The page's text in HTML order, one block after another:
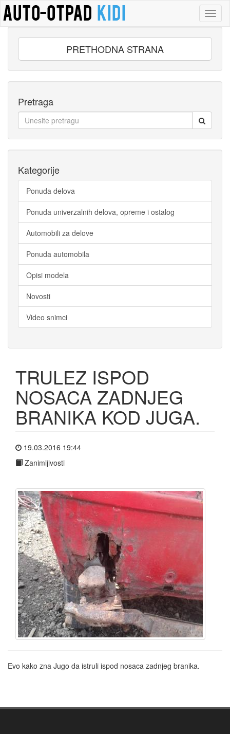
PRETHODNA STRANA
Pretraga
Kategorije
Ponuda delova
Ponuda univerzalnih delova, opreme i ostalog
Automobili za delove
Ponuda automobila
Opisi modela
Novosti
Video snimci
TRULEZ ISPOD
NOSACA ZADNJEG
BRANIKA KOD JUGA.
19.03.2016 19:44
Zanimljivosti
Evo kako zna Jugo da istruli ispod nosaca zadnjeg branika.